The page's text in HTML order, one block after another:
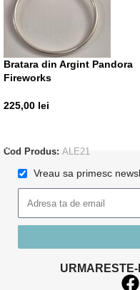
Bratara din Argint Pandora
Fireworks
225,00 lei
Cod Produs: ALE21
Vreau sa primesc